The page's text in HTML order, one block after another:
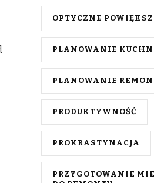
OPTYCZNE
PLANOWANIE
PLANOWANIE
PRODUKTYWNOŚĆ
PROKRASTYNACJA
PRZYGOTOWANIE